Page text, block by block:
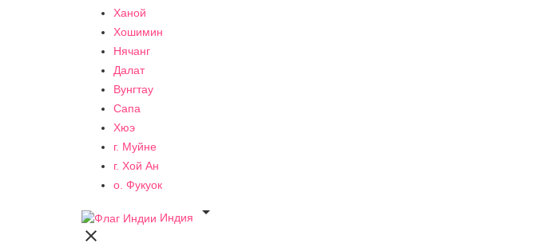
Ханой
Хошимин
Нячанг
Далат
Вунгтау
Сапа
Хюэ
г. Муйне
г. Хой Ан
о. Фукуок
Индия

